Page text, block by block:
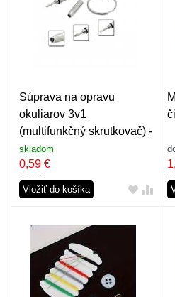
Súprava na opravu
okuliarov 3v1
(multifunkčný skrutkovač) -
strieborná
skladom
0,59 €
Vložiť do košíka